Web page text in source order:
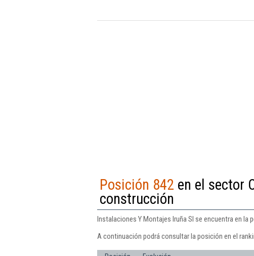
Posición 842 en el sector
construcción
Instalaciones Y Montajes Iruña Sl se encuentra en
A continuación podrá consultar la posición en el